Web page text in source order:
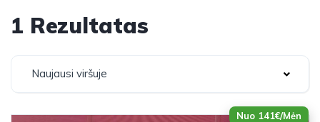
1 Rezultatas
Naujausi viršuje
Nuo 141€/Mėn